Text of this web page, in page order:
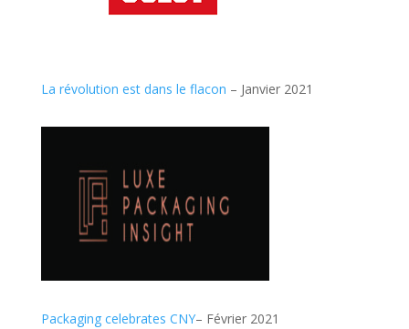
La révolution est dans le flacon – Janvier 2021
Packaging celebrates CNY– Février 2021